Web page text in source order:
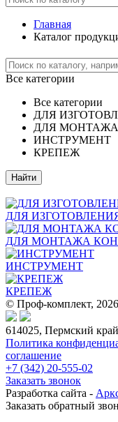
Главная
Каталог
Все категории
Все категории
ДЛЯ
ДЛЯ
ИНСТРУМЕНТ
КРЕПЕЖ
ДЛЯ
ДЛЯ МОНТАЖА
ИНСТРУМЕНТ
КРЕПЕЖ
© Проф-комплект, 2026
614025, Пермский
Политика
соглашение
+7 (342) 20-555-02
Заказать звонок
Разработка сайта -
Заказать обратный